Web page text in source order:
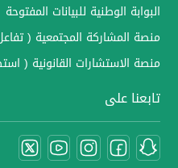
البوابة الوطنية للبيانات المفتوحة
منصة المشاركة المجتمعية (
منصة الاستشارات القانونية (
تابعنا على